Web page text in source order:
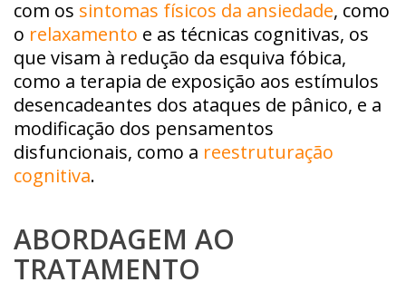
com os sintomas físicos da ansiedade, como
o relaxamento e as técnicas cognitivas, os
que visam à redução da esquiva fóbica,
como a terapia de exposição aos estímulos
desencadeantes dos ataques de pânico, e a
modificação dos pensamentos
disfuncionais, como a reestruturação
cognitiva.
ABORDAGEM AO
TRATAMENTO